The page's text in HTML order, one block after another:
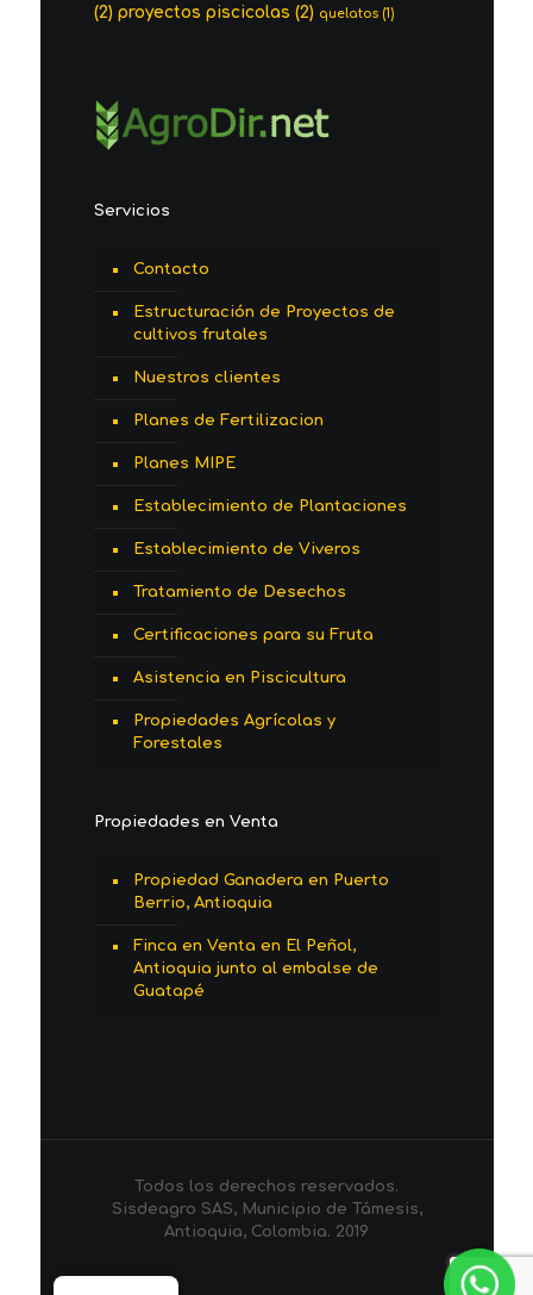
(2) proyectos piscicolas (2) quelatos(1)
Servicios
Contacto
Estructuración de Proyectos de
cultivos frutales
Nuestros clientes
Planes de Fertilizacion
Planes MIPE
Establecimiento de Plantaciones
Establecimiento de Viveros
Tratamiento de Desechos
Certificaciones para su Fruta
Asistencia en Piscicultura
Propiedades Agrícolas y
Forestales
Propiedades en Venta
Propiedad Ganadera en Puerto
Berrio, Antioquia
Finca en Venta en El Peñol,
Antioquia junto al embalse de
Guatapé
Todos los derechos reservados.
Sisdeagro SAS, Municipio de Támesis,
Antioquia, Colombia. 2019